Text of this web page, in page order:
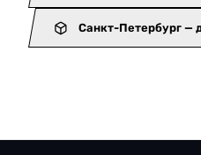
Санкт-Петербург —